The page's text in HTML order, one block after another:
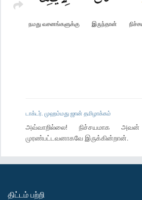
இருந்தான்
நமது வசனங்களுக்கு
டாக்டர். முஹம்மது ஜான் தமிழாக்கம்
அவ்வாறில்லை! நிச்சயமாக
முரண்பட்டவனாகவே இருக்கின்றான்.
திட்டம் பற்றி